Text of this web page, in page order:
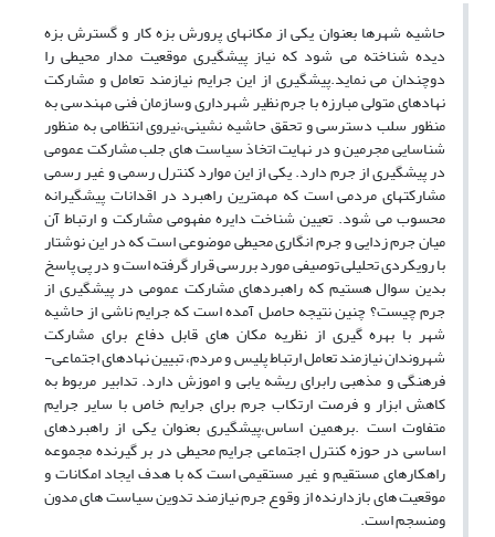
حاشیه شهرها بعنوان یکی از مکانهای پرورش بزه کار و گسترش بزه
دیده شناخته می شود که نیاز پیشگیری موقعیت مدار محیطی را
دوچندان می نماید.پیشگیری از این جرایم نیازمند تعامل و مشارکت
نهادهای متولی مبارزه با جرم نظیر شهرداری وسازمان فنی مهندسی به
منظور سلب دسترسی و تحقق حاشیه نشینی،نیروی انتظامی به منظور
شناسایی مجرمین و در نهایت اتخاذ سیاست های جلب مشارکت عمومی
در پیشگیری از جرم دارد. یکی از این موارد کنترل رسمی و غیر رسمی
مشارکتهای مردمی است که مهمترین راهبرد در اقدانات پیشگیرانه
محسوب می شود. تعیین شناخت دایره مفهومی مشارکت و ارتباط آن
میان جرم زدایی و جرم انگاری محیطی موضوعی است که در این نوشتار
با رویکردی تحلیلی توصیفی مورد بررسی قرار گرفته است و در پی پاسخ
بدین سوال هستیم که راهبردهای مشارکت عمومی در پیشگیری از
جرم چیست؟ چنین نتیجه حاصل آمده است که جرایم ناشی از حاشیه
شهر با بهره گیری از نظریه مکان های قابل دفاع برای مشارکت
شهروندان نیازمند تعامل ارتباط پلیس و مردم، تبیین نهادهای اجتماعی-
فرهنگی و مذهبی رابرای ریشه یابی و اموزش دارد. تدابیر مربوط به
کاهش ابزار و فرصت ارتکاب جرم برای جرایم خاص با سایر جرایم
متفاوت است .برهمین اساس،پیشگیری بعنوان یکی از راهبردهای
اساسی در حوزه کنترل اجتماعی جرایم محیطی در بر گیرنده مجموعه
راهکارهای مستقیم و غیر مستقیمی است که با هدف ایجاد امکانات و
موقعیت های بازدارنده از وقوع جرم نیازمند تدوین سیاست های مدون
ومنسجم است.